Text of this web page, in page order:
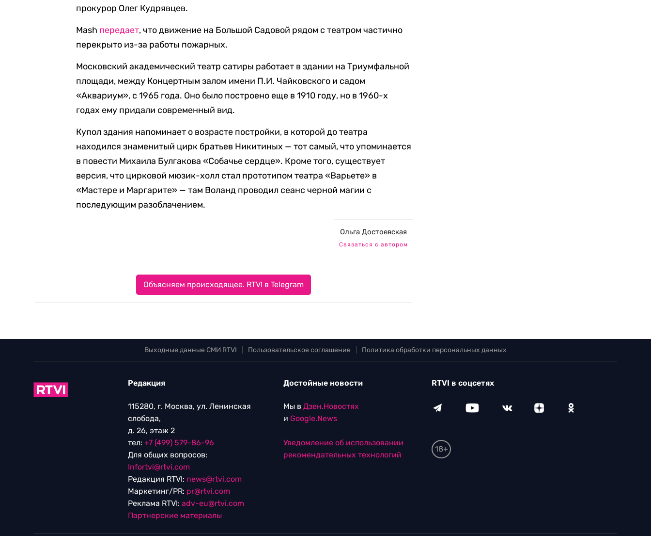
прокурор Олег Кудрявцев.
Mash передает, что движение на Большой Садовой рядом с театром частично
перекрыто из-за работы пожарных.
Московский академический театр сатиры работает в здании на Триумфальной
площади, между Концертным залом имени П.И. Чайковского и садом
«Аквариум», с 1965 года. Оно было построено еще в 1910 году, но в 1960-х
годах ему придали современный вид.
Купол здания напоминает о возрасте постройки, в которой до театра
находился знаменитый цирк братьев Никитиных — тот самый, что упоминается
в повести Михаила Булгакова «Собачье сердце». Кроме того, существует
версия, что цирковой мюзик-холл стал прототипом театра «Варьете» в
«Мастере и Маргарите» — там Воланд проводил сеанс черной магии с
последующим разоблачением.
Ольга Достоевская
Связаться с автором
Объясняем происходящее. RTVI в Telegram
Выходные данные СМИ RTVI Пользовательское соглашение Политика обработки персональных данных
Редакция
115280, г. Москва, ул. Ленинская
слобода,
д. 26, этаж 2
тел: +7 (499) 579-86-96
Для общих вопросов:
Infortvi@rtvi.com
Редакция RTVI: news@rtvi.com
Маркетинг/PR: pr@rtvi.com
Реклама RTVI: adv-eu@rtvi.com
Партнерские материалы
Достойные новости
Мы в Дзен.Новостях
и Google.News
Уведомление об использовании
рекомендательных технологий
RTVI в соцсетях
18+